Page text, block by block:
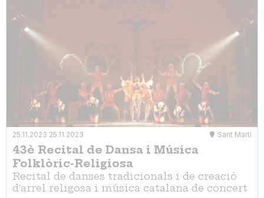
25.11.2023 25.11.2023 Sant Martí
43è Recital de Dansa i Música
Folklòric-Religiosa
Recital de danses tradicionals i de creació
d'arrel religosa i música catalana de concert